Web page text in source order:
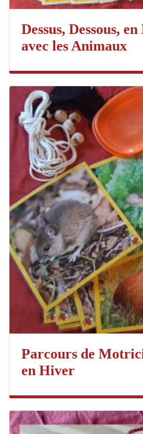
Dessus, Dessous,
avec les Animaux
Parcours de
en Hiver